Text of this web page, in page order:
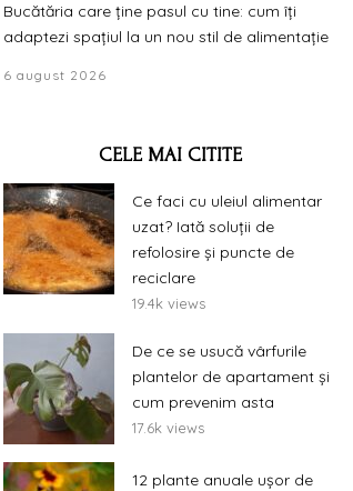
Bucătăria care ține pasul cu tine: cum îți
adaptezi spațiul la un nou stil de alimentație
6 august 2026
CELE MAI CITITE
Ce faci cu uleiul alimentar
uzat? Iată soluții de
refolosire și puncte de
reciclare
19.4k views
De ce se usucă vârfurile
plantelor de apartament și
cum prevenim asta
17.6k views
12 plante anuale ușor de